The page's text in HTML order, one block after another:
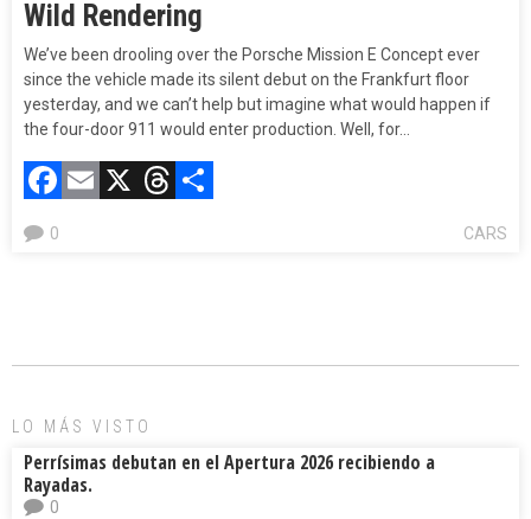
Wild Rendering
We’ve been drooling over the Porsche Mission E Concept ever
since the vehicle made its silent debut on the Frankfurt floor
yesterday, and we can’t help but imagine what would happen if
the four-door 911 would enter production. Well, for…
Facebook
Email
X Threads
CARS
0
LO MÁS VISTO
Perrísimas debutan en el Apertura 2026 recibiendo a
Rayadas.
0